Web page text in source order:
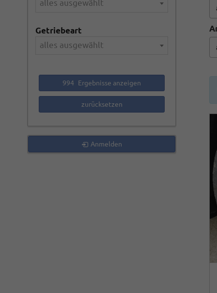
alles ausgewählt
Getriebeart
alles ausgewählt
994 Ergebnisse anzeigen
zurücksetzen
Anmelden